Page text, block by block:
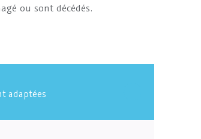
ou sont décédés.
adaptées